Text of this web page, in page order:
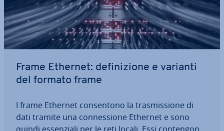
Frame Ethernet: de­fi­ni­zio­ne e varianti
del formato frame
I frame Ethernet con­sen­to­no la tra­smis­sio­ne di
dati tramite una con­nes­sio­ne Ethernet e sono